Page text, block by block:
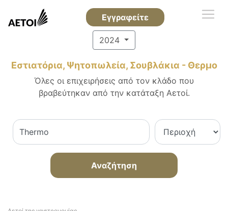
Εγγραφείτε
2024
Εστιατόρια, Ψητοπωλεία, Σουβλάκια - Θερμο
Όλες οι επιχειρήσεις από τον κλάδο που
βραβεύτηκαν από την κατάταξη Αετοί.
Αναζήτηση